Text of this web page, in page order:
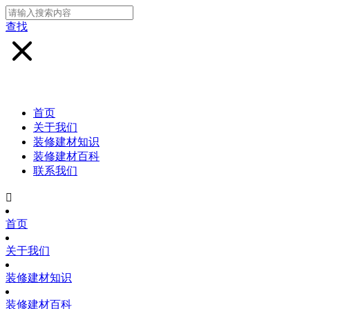
查找
首页
关于我们
装修建材知识
装修建材百科
联系我们

首页
关于我们
装修建材知识
装修建材百科